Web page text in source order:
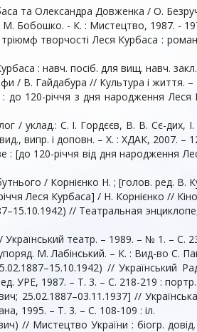
та Олександра Довженка / О.
Бобошко. - К. : Мистецтво, 1987. -
творчості Леся Курбаса :
: навч. посіб. для вищ. навч.
/ В. Гайдабура // Культура і життя.
: до 120-річчя з дня народження
/ уклад.: С. І. Гордєєв, В. В. Сє-
випр. і доповн. – X. : ХДАК, 2007. –
[до 120-річчя від дня народження
/ Корнієнко Н. ; [голов. ред. В.
Леся Курбаса] / Н. Корнієнко //
// Театральная
театр. – 1989. – № 1. – С.
М. Лабінський. – К. : Вид-во С.
// Український
УРЕ, 1987. – Т. 3. – С. 218-219 : портр.
25.02.1887–03.11.1937] //
1995. – Т. 3. – С. 108-109 : іл.
// Мистецтво України : біогр.